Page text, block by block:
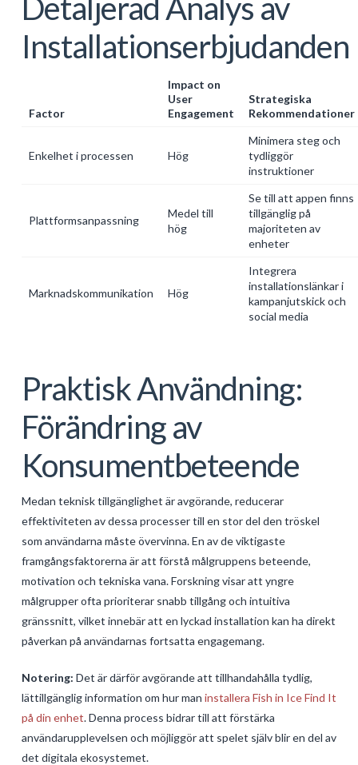
Detaljerad Analys av
Installationserbjudanden
Factor
Impact on
User
Engagement
Strategiska
Rekommendationer
Enkelhet i processen Hög
Minimera steg och
tydliggör
instruktioner
Plattformsanpassning
Medel till
hög
Se till att appen finns
tillgänglig på
majoriteten av
enheter
Marknadskommunikation Hög
Integrera
installationslänkar i
kampanjutskick och
social media
Praktisk Användning:
Förändring av
Konsumentbeteende
Medan teknisk tillgänglighet är avgörande, reducerar
effektiviteten av dessa processer till en stor del den tröskel
som användarna måste övervinna. En av de viktigaste
framgångsfaktorerna är att förstå målgruppens beteende,
motivation och tekniska vana. Forskning visar att yngre
målgrupper ofta prioriterar snabb tillgång och intuitiva
gränssnitt, vilket innebär att en lyckad installation kan ha direkt
påverkan på användarnas fortsatta engagemang.
Notering: Det är därför avgörande att tillhandahålla tydlig,
lättillgänglig information om hur man installera Fish in Ice Find It
på din enhet. Denna process bidrar till att förstärka
användarupplevelsen och möjliggör att spelet själv blir en del av
det digitala ekosystemet.